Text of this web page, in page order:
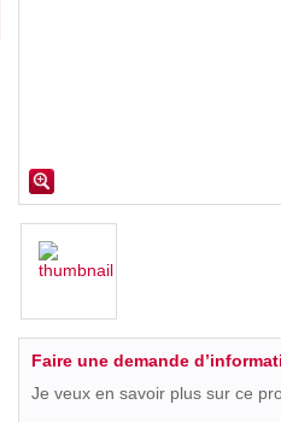
Faire une demande
Je veux en savoir plus sur ce